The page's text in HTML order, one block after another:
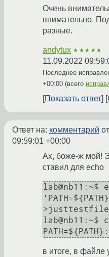
Очень
внимательно.
разные.
andytux ★★★★★
11.09.2022
Последнее
+00:00 (всего
Показать ответ
Ответ на: комментарий
09:59:01 +00:00
Ах, боже-ж мой!
ставил для echo
lab@nb11:~$
>justtestfile
в итоге, в файле